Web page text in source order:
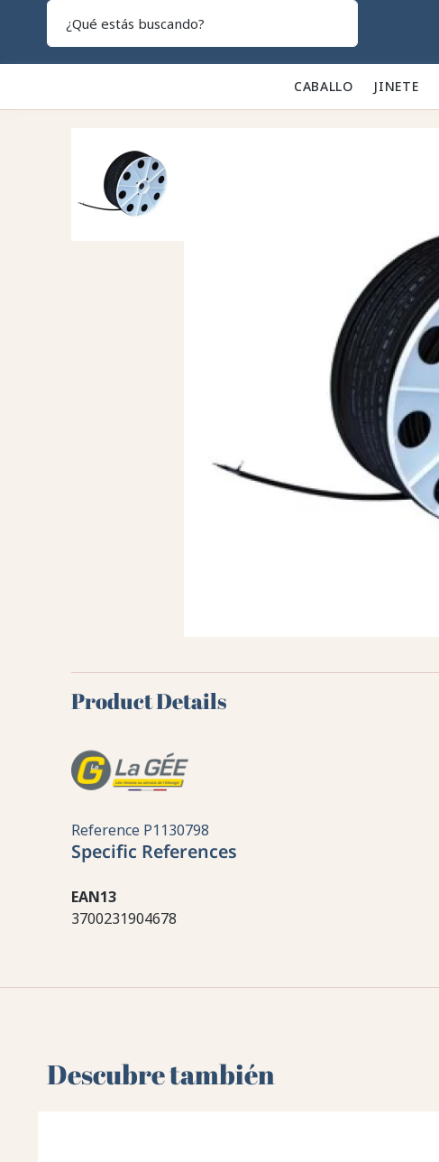
CABALLO 🐎 JINETE 👕
Product Details
Reference P1130798
Specific References
EAN13
3700231904678
Descubre también